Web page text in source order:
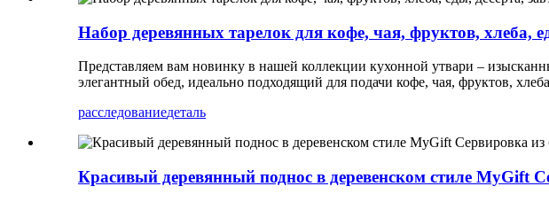
Набор деревянных тарелок для кофе, чая, фруктов, хлеба,
Представляем вам новинку в нашей коллекции кухонной утвари –
элегантный обед, идеально подходящий для подачи кофе, чая, фруктов,
расследованиедеталь
Красивый деревянный поднос в деревенском стиле MyGift